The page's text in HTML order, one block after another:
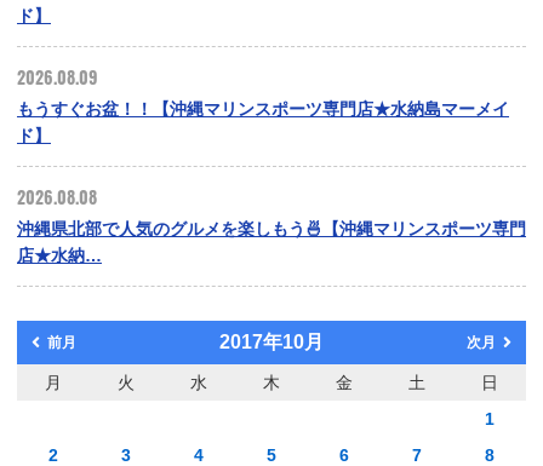
ド】
2026.08.09
もうすぐお盆！！【沖縄マリンスポーツ専門店★水納島マーメイ
ド】
2026.08.08
沖縄県北部で人気のグルメを楽しもう🍜【沖縄マリンスポーツ専門
店★水納…
前月 2017年10月 次月
月 火 水 木 金 土
日
1
2
3 4 5 6 7
8